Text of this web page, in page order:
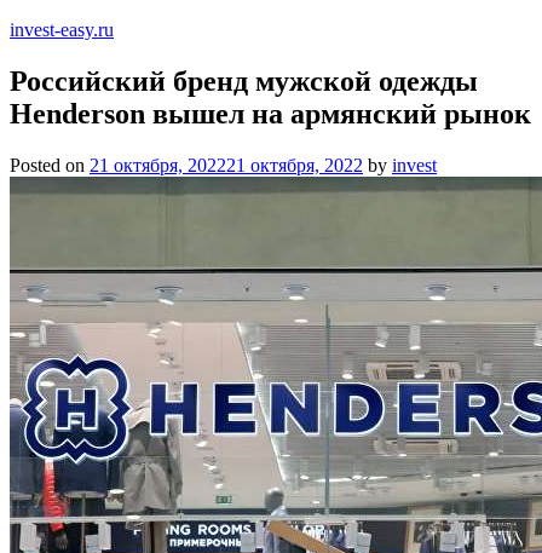
invest-easy.ru
Российский бренд мужской одежды
Henderson вышел на армянский рынок
Posted on 21 октября, 202221 октября, 2022 by invest